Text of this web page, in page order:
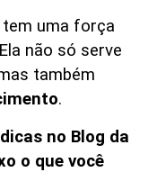
uma força
não só serve
também
.
no Blog da
o que você